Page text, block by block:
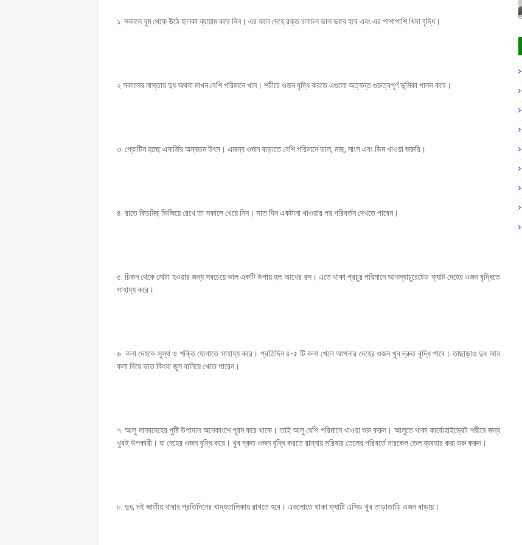
১. সকালে ঘুম থেকে উঠে হালকা ব্যায়াম করে নিন। এর ফলে দেহে রক্ত চলাচল ভাল ভাবে হবে এবং এর পাশাপাশি খিদা বৃদ্ধি।
২ সকালের নাস্তায় দুধ অথবা মাখন বেশি পরিমানে খান। শরীরে ওজন বৃদ্ধি করতে এগুলো অত্যন্ত গুরুত্বপূর্ণ ভূমিকা পালন করে।
৩. প্রোটিন হচ্ছে এনার্জির অন্যতম উৎস। এজন্য ওজন বাড়াতে বেশি পরিমানে ডাল, মাছ, মাংস এবং ডিম খাওয়া জরুরি।
৪. রাতে কিচমিছ ভিজিয়ে রেখে তা সকালে খেয়ে নিন। সাত দিন একটানা খাওয়ার পর পরিবর্তন দেখতে পাবেন।
৫. চিকন থেকে মোটা হওয়ার জন্য সবচেয়ে ভাল একটি উপায় হল আখের রস। এতে থাকা প্রচুর পরিমানে আনস্যাচুরেটেড ফ্যাট দেহের ওজন বৃদ্ধিতে
সাহায্য করে।
৬. কলা দেহকে সুস্থ ও শক্তি যোগাতে সাহায্য করে। প্রতিদিন ৪-৫ টি কলা খেলে আপনার দেহের ওজন খুব দ্রুত বৃদ্ধি পাবে। তাছাড়াও দুধ আর
কলা দিয়ে ভাত কিংবা জুস বানিয়ে খেতে পারেন।
৭. আলু মানবদেহের পুষ্টি উপাদান অনেকাংশে পূরন করে থাকে। তাই আলু বেশি পরিমানে খাওয়া শুরু করুন। আলুতে থাকা কার্বোহাইড্রেট শরীরে জন্য
খুবই উপকারী। যা দেহের ওজন বৃদ্ধি করে। খুব দ্রুত ওজন বৃদ্ধি করতে রান্নায় সরিষার তেলের পরিবর্তে নারকেল তেল ব্যবহার করা শুরু করুন।
৮. দুধ, দই জাতীয় খাবার প্রতিদিনের খাদ্যতালিকায় রাখতে হবে। এগুলোতে থাকা ফ্যাটি এসিড খুব তাড়াতাড়ি ওজন বাড়ায়।